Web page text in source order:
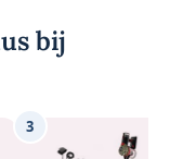
bij
3